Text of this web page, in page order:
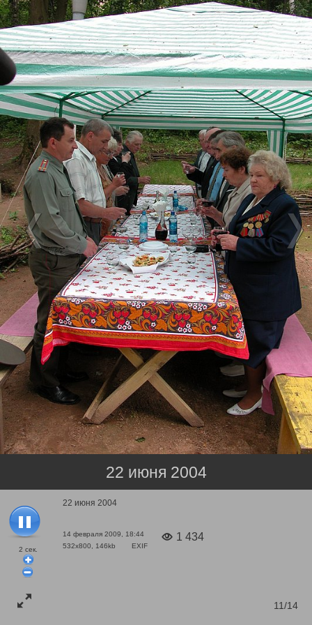
2 сек.
22 июня 2004
14 февраля 2009, 18:44
532x800, 146kb
EXIF
1 434
11/14
22 июня 2004